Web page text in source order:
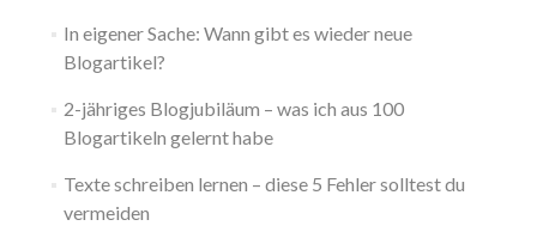
In eigener Sache: Wann gibt es wieder neue
Blogartikel?
2-jähriges Blogjubiläum – was ich aus 100
Blogartikeln gelernt habe
Texte schreiben lernen – diese 5 Fehler solltest du
vermeiden